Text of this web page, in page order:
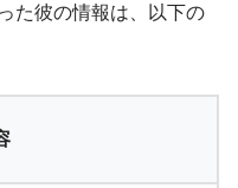
た彼の情報は、以下の